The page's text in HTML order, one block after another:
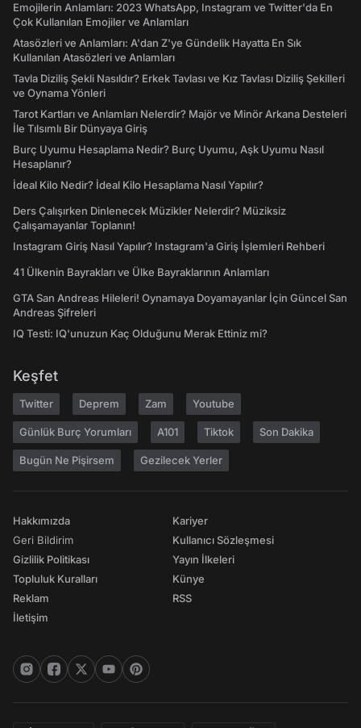
Emojilerin Anlamları: 2023 WhatsApp, Instagram ve Twitter'da En
Çok Kullanılan Emojiler ve Anlamları
Atasözleri ve Anlamları: A'dan Z'ye Gündelik Hayatta En Sık
Kullanılan Atasözleri ve Anlamları
Tavla Diziliş Şekli Nasıldır? Erkek Tavlası ve Kız Tavlası Diziliş Şekilleri
ve Oynama Yönleri
Tarot Kartları ve Anlamları Nelerdir? Majör ve Minör Arkana Desteleri
İle Tılsımlı Bir Dünyaya Giriş
Burç Uyumu Hesaplama Nedir? Burç Uyumu, Aşk Uyumu Nasıl
Hesaplanır?
İdeal Kilo Nedir? İdeal Kilo Hesaplama Nasıl Yapılır?
Ders Çalışırken Dinlenecek Müzikler Nelerdir? Müziksiz
Çalışamayanlar Toplanın!
Instagram Giriş Nasıl Yapılır? Instagram'a Giriş İşlemleri Rehberi
41 Ülkenin Bayrakları ve Ülke Bayraklarının Anlamları
GTA San Andreas Hileleri! Oynamaya Doyamayanlar İçin Güncel San
Andreas Şifreleri
IQ Testi: IQ'unuzun Kaç Olduğunu Merak Ettiniz mi?
Keşfet
Twitter Deprem Zam Youtube
Günlük Burç Yorumları A101 Tiktok Son Dakika
Bugün Ne Pişirsem Gezilecek Yerler
Hakkımızda
Geri Bildirim
Gizlilik Politikası
Topluluk Kuralları
Reklam
İletişim
Kariyer
Kullanıcı Sözleşmesi
Yayın İlkeleri
Künye
RSS